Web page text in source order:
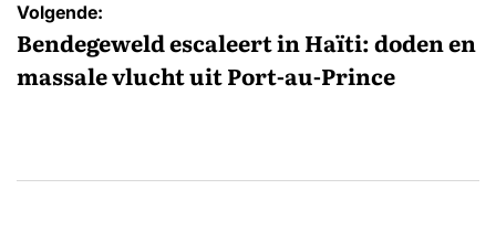
Volgende:
Bendegeweld escaleert in Haïti: doden en
massale vlucht uit Port-au-Prince